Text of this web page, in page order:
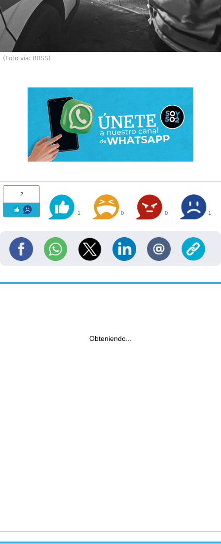
(Foto vía: RRSS)
2
1 0 0 1
Obteniendo...